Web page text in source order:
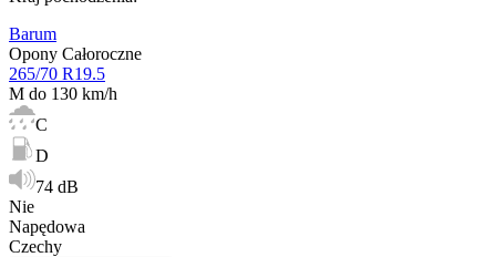
Barum
Opony Całoroczne
265/70 R19.5
M do 130 km/h
C
D
74 dB
Nie
Napędowa
Czechy